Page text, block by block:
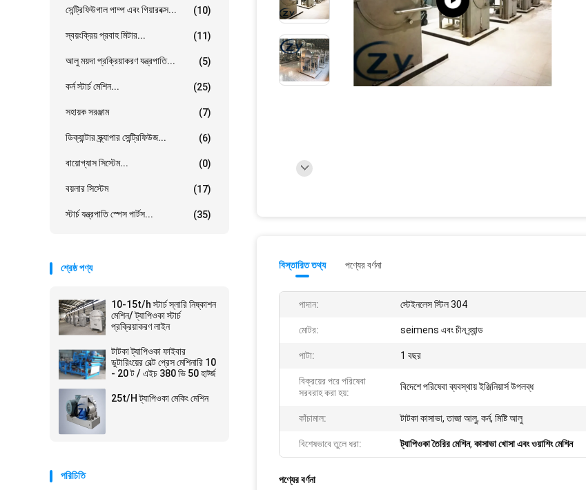
সেন্ট্রিফিউগাল পাম্প এবং গিয়ারবক্স... (10)
স্বয়ংক্রিয় প্রবাহ মিটার... (11)
আলু ময়দা প্রক্রিয়াকরণ যন্ত্রপাতি... (5)
কর্ন স্টার্চ মেশিন... (25)
সহায়ক সরঞ্জাম (7)
ডিক্যান্টার স্ক্র্যাপার সেন্ট্রিফিউজ... (6)
বায়োগ্যাস সিস্টেম... (0)
বয়লার সিস্টেম (17)
স্টার্চ যন্ত্রপাতি স্পেস পার্টস... (35)
শ্রেষ্ঠ পণ্য
10-15t/h স্টার্চ স্লারি নিষ্কাশন
মেশিন/ ট্যাপিওকা স্টার্চ
প্রক্রিয়াকরণ লাইন
টাটকা ট্যাপিওকা ফাইবার
ডুটারিংয়ের বেল্ট প্রেস মেশিনারি 10
- 20 ট / এইচ 380 ভি 50 হার্ট্জ
25t/H ট্যাপিওকা মেকিং মেশিন
পরিচিতি
বিস্তারিত তথ্য পণ্যের বর্ণনা
পাদান: স্টেইনলেস স্টিল 304
মোটর: seimens এবং চীন ব্র্যান্ড
পাটা: 1 বছর
বিক্রয়ের পরে পরিষেবা
সরবরাহ করা হয়:
বিদেশে পরিষেবা ব্যবস্থায় ইঞ্জিনিয়ার্স উপলব্ধ
কাঁচামাল: টাটকা কাসাভা, তাজা আলু, কর্ন, মিষ্টি আলু
বিশেষভাবে তুলে ধরা: ট্যাপিওকা তৈরির মেশিন, কাসাভা খোসা এবং ওয়াশিং মেশিন
পণ্যের বর্ণনা